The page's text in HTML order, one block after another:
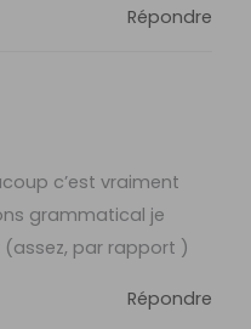
Répondre
c’est vraiment
grammatical je
(assez, par rapport )
Répondre